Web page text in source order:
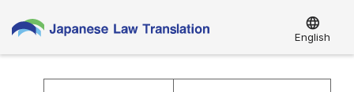
language
English